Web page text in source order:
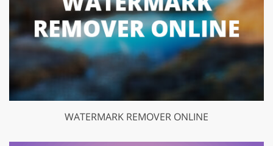
WATERMARK REMOVER ONLINE